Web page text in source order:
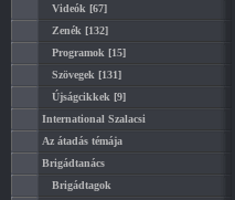
Videók [67]
Zenék [132]
Programok [15]
Szövegek [131]
Újságcikkek [9]
International Szalacsi
Az átadás témája
Brigádtanács
Brigádtagok